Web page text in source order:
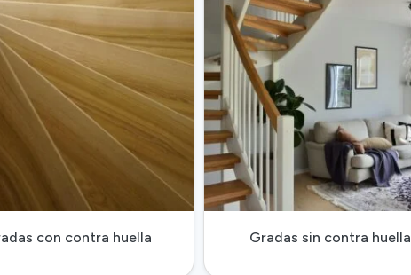
con contra huella
Ver Gradas con contra huella
Gradas sin contra huella